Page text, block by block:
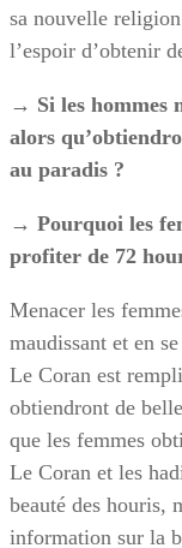
sa nouvelle
l’espoir d’obtenir
→ Si les hommes
alors
au paradis ?
→ Pourquoi les
profiter de 72
Menacer les
maudissant et en
Le Coran est
obtiendront de
que les femmes
Le Coran et les
beauté des houris,
information sur la